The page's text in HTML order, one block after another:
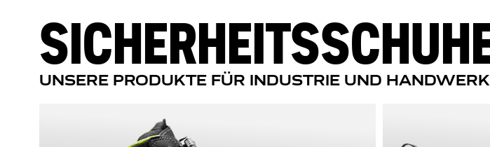
UNSERE PRODUKTE FÜR INDUSTRIE UND HANDWERK